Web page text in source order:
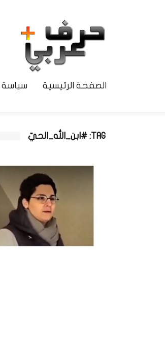
الصفحة الرئيسية سياسة
TAG: #ابن_الله_الحيّ